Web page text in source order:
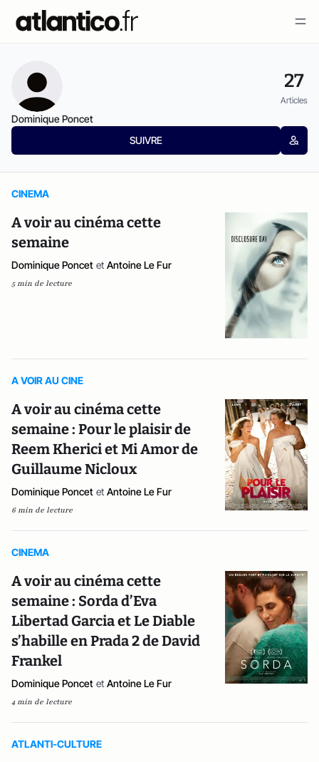
27
Articles
Dominique Poncet
SUIVRE
CINEMA
A voir au cinéma cette
semaine
Dominique Poncet et Antoine Le Fur
5 min de lecture
A VOIR AU CINE
A voir au cinéma cette
semaine : Pour le plaisir de
Reem Kherici et Mi Amor de
Guillaume Nicloux
Dominique Poncet et Antoine Le Fur
6 min de lecture
CINEMA
A voir au cinéma cette
semaine : Sorda d’Eva
Libertad Garcia et Le Diable
s’habille en Prada 2 de David
Frankel
Dominique Poncet et Antoine Le Fur
4 min de lecture
ATLANTI-CULTURE